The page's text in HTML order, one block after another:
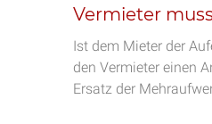
Vermieter
Ist dem Mieter der
den Vermieter einen
Ersatz der